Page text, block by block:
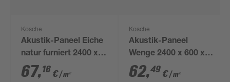
Kosche
Akustik-Paneel Eiche
natur furniert 2400 x
561 x 19 mm
67,16 €/ m²
Kosche
Akustik-Paneel
Wenge 2400 x 600 x
21 mm
62,49 €/ m²